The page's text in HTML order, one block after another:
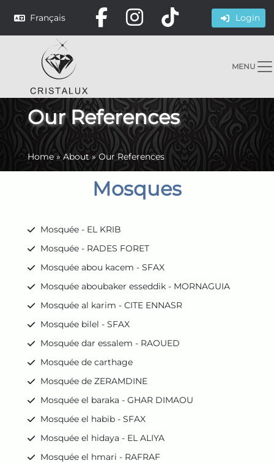
Français Login
MENU
Our References
Home»About»Our References
Mosques
Mosquée - EL KRIB
Mosquée - RADES FORET
Mosquée abou kacem - SFAX
Mosquée aboubaker esseddik - MORNAGUIA
Mosquée al karim - CITE ENNASR
Mosquée bilel - SFAX
Mosquée dar essalem - RAOUED
Mosquée de carthage
Mosquée de ZERAMDINE
Mosquée el baraka - GHAR DIMAOU
Mosquée el habib - SFAX
Mosquée el hidaya - EL ALIYA
Mosquée el hmari - RAFRAF